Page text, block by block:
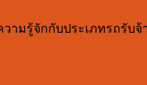
ามรู้จักกับประเภทรถรั